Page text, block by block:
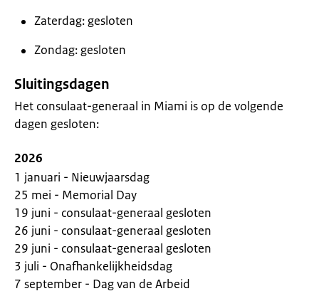
Zaterdag: gesloten
Zondag: gesloten
Sluitingsdagen
Het consulaat-generaal in Miami is op de volgende
dagen gesloten:
2026
1 januari - Nieuwjaarsdag
25 mei - Memorial Day
19 juni - consulaat-generaal gesloten
26 juni - consulaat-generaal gesloten
29 juni - consulaat-generaal gesloten
3 juli - Onafhankelijkheidsdag
7 september - Dag van de Arbeid